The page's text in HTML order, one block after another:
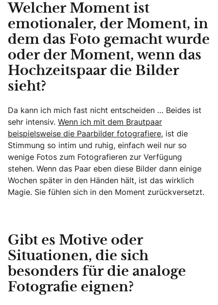
Welcher Moment ist
emotionaler, der Moment, in
dem das Foto gemacht wurde
oder der Moment, wenn das
Hochzeitspaar die Bilder
sieht?
Da kann ich mich fast nicht entscheiden … Beides ist
sehr intensiv. Wenn ich mit dem Brautpaar
beispielsweise die Paarbilder fotografiere, ist die
Stimmung so intim und ruhig, einfach weil nur so
wenige Fotos zum Fotografieren zur Verfügung
stehen. Wenn das Paar eben diese Bilder dann einige
Wochen später in den Händen hält, ist das wirklich
Magie. Sie fühlen sich in den Moment zurückversetzt.
Gibt es Motive oder
Situationen, die sich
besonders für die analoge
Fotografie eignen?